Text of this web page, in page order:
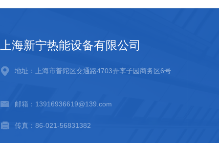
上海新宁热能设备有限公司
地址：上海市普陀区交通路4703弄李子园商务区6号
邮箱：13916936619@139.com
传真：86-021-56831382